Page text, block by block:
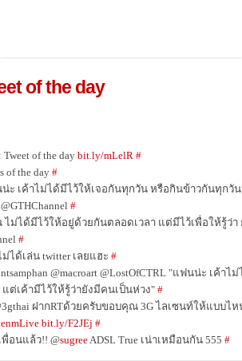
of the day
of the daybit.ly/mLelR #
of the day #
ะ เค้าไม่ได้มีไว้ให้เจอกันทุกวัน หรือกินข้าวกันทุกวั
#
ไม่ได้มีไว้ให้อยู่ด้วยกันตลอดเวลา แต่มีไว้เพื่อให้รู้ว่า
#
ได้เล่น twitter เลยแฮะ #
@macroart @LostOfCTRL "แฟนน่ะ เค้
ต่เค้ามีไว้ให้รู้ว่ายังมีคนเป็นห่วง" #
ฝากRTด้วยครับขอบคุณ 3G ไลเซนท์ให้แบบไห
bit.ly/F2JEj #
อนแล้ว!! @sugreeADSL True เน่าเหมือนกัน 555 #